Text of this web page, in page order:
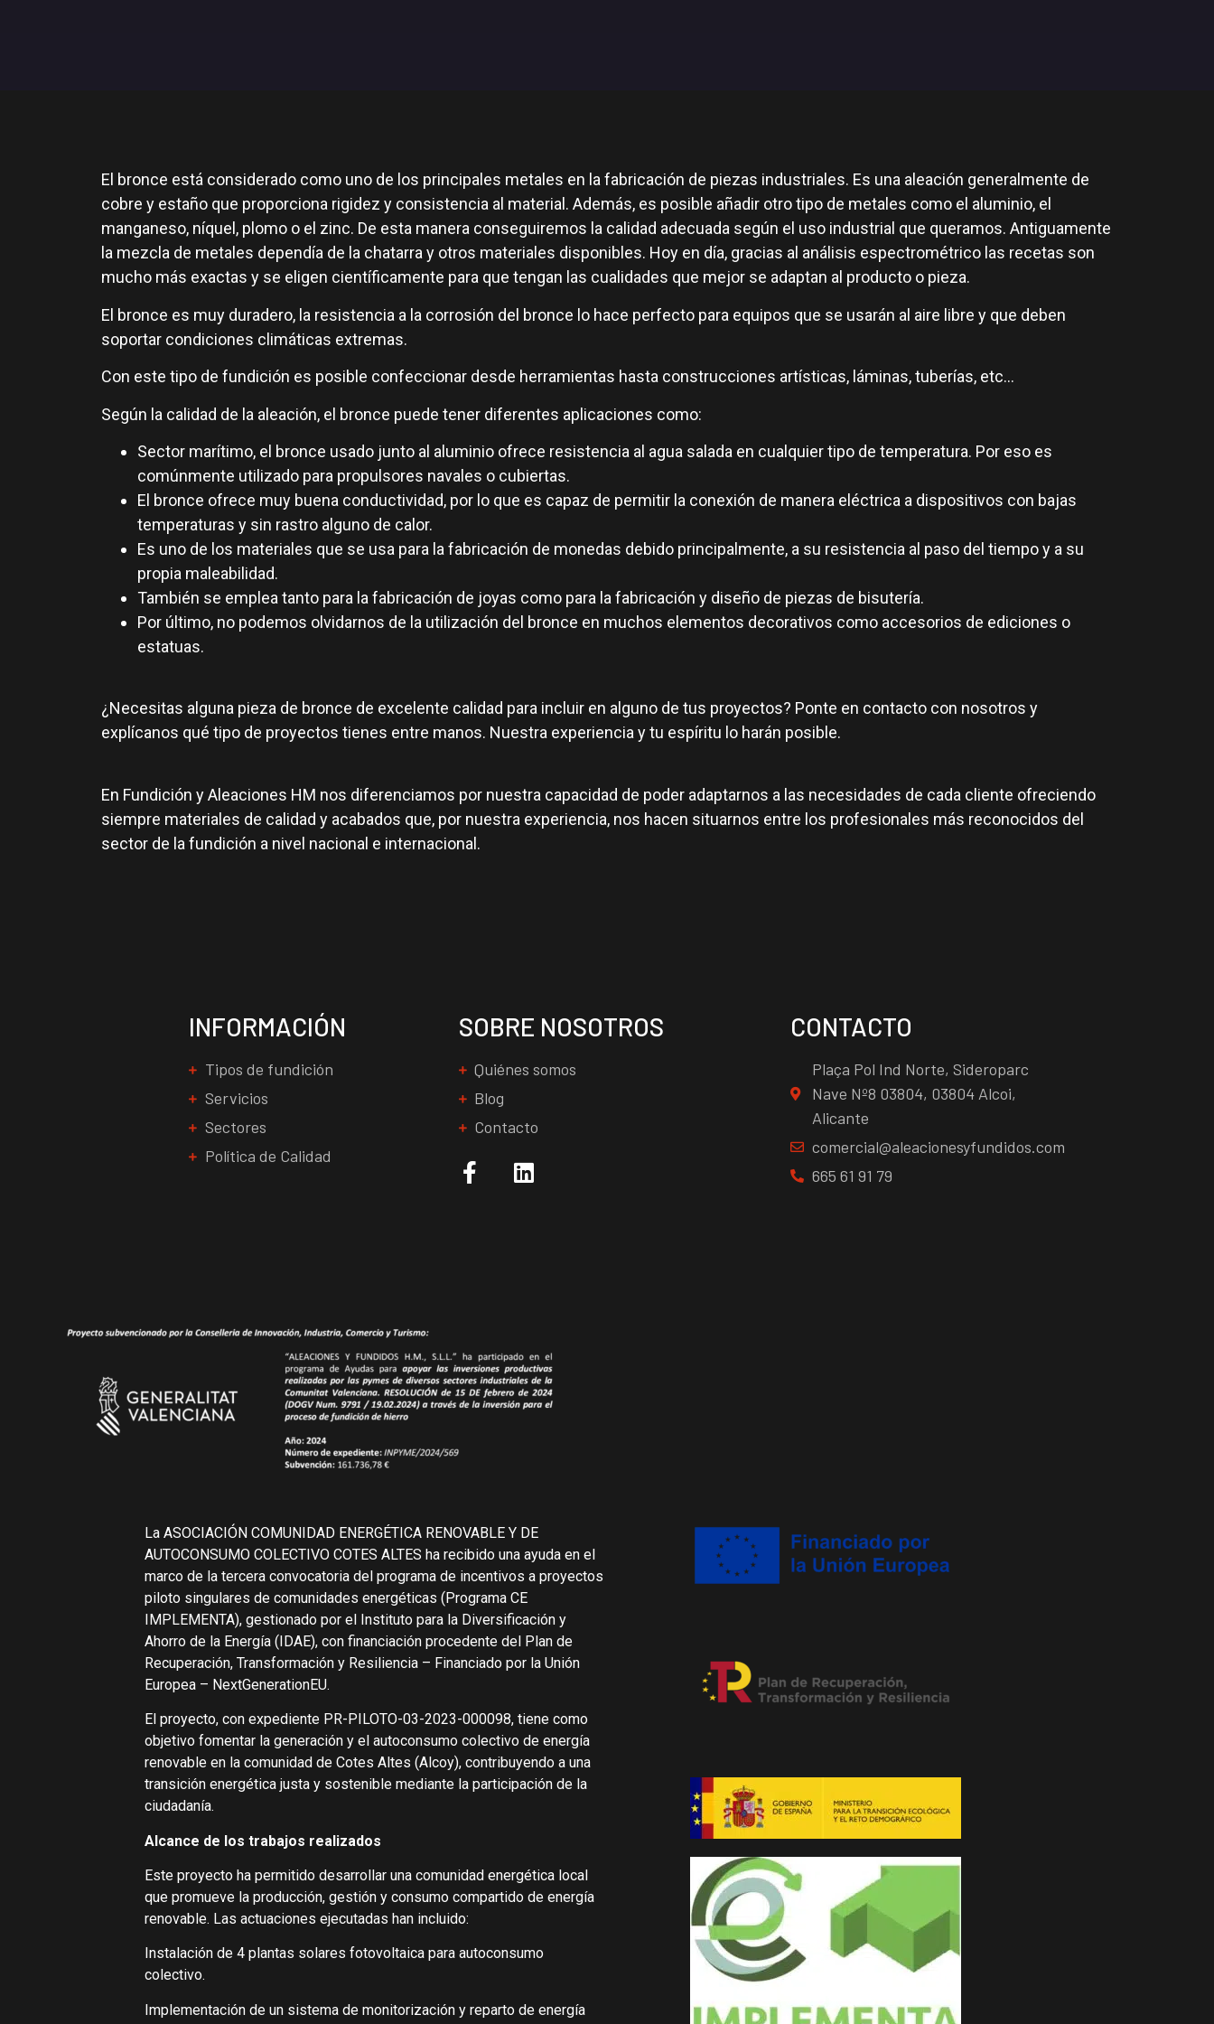
El bronce está considerado como uno de los principales metales en la fabricación de piezas industriales. Es una aleación generalmente de
cobre y estaño que proporciona rigidez y consistencia al material. Además, es posible añadir otro tipo de metales como el aluminio, el
manganeso, níquel, plomo o el zinc. De esta manera conseguiremos la calidad adecuada según el uso industrial que queramos. Antiguamente
la mezcla de metales dependía de la chatarra y otros materiales disponibles. Hoy en día, gracias al análisis espectrométrico las recetas son
mucho más exactas y se eligen científicamente para que tengan las cualidades que mejor se adaptan al producto o pieza.
El bronce es muy duradero, la resistencia a la corrosión del bronce lo hace perfecto para equipos que se usarán al aire libre y que deben
soportar condiciones climáticas extremas.
Con este tipo de fundición es posible confeccionar desde herramientas hasta construcciones artísticas, láminas, tuberías, etc…
Según la calidad de la aleación, el bronce puede tener diferentes aplicaciones como:
Sector marítimo, el bronce usado junto al aluminio ofrece resistencia al agua salada en cualquier tipo de temperatura. Por eso es
comúnmente utilizado para propulsores navales o cubiertas.
El bronce ofrece muy buena conductividad, por lo que es capaz de permitir la conexión de manera eléctrica a dispositivos con bajas
temperaturas y sin rastro alguno de calor.
Es uno de los materiales que se usa para la fabricación de monedas debido principalmente, a su resistencia al paso del tiempo y a su
propia maleabilidad.
También se emplea tanto para la fabricación de joyas como para la fabricación y diseño de piezas de bisutería.
Por último, no podemos olvidarnos de la utilización del bronce en muchos elementos decorativos como accesorios de ediciones o
estatuas.
¿Necesitas alguna pieza de bronce de excelente calidad para incluir en alguno de tus proyectos? Ponte en contacto con nosotros y
explícanos qué tipo de proyectos tienes entre manos. Nuestra experiencia y tu espíritu lo harán posible.
En Fundición y Aleaciones HM nos diferenciamos por nuestra capacidad de poder adaptarnos a las necesidades de cada cliente ofreciendo
siempre materiales de calidad y acabados que, por nuestra experiencia, nos hacen situarnos entre los profesionales más reconocidos del
sector de la fundición a nivel nacional e internacional.
INFORMACIÓN
Tipos de fundición
Servicios
Sectores
Política de Calidad
SOBRE NOSOTROS
Quiénes somos
Blog
Contacto
CONTACTO
Plaça Pol Ind Norte, Sideroparc
Nave Nº8 03804, 03804 Alcoi,
Alicante
comercial@aleacionesyfundidos.com
665 61 91 79
La ASOCIACIÓN COMUNIDAD ENERGÉTICA RENOVABLE Y DE
AUTOCONSUMO COLECTIVO COTES ALTES ha recibido una ayuda en el
marco de la tercera convocatoria del programa de incentivos a proyectos
piloto singulares de comunidades energéticas (Programa CE
IMPLEMENTA), gestionado por el Instituto para la Diversificación y
Ahorro de la Energía (IDAE), con financiación procedente del Plan de
Recuperación, Transformación y Resiliencia – Financiado por la Unión
Europea – NextGenerationEU.
El proyecto, con expediente PR-PILOTO-03-2023-000098, tiene como
objetivo fomentar la generación y el autoconsumo colectivo de energía
renovable en la comunidad de Cotes Altes (Alcoy), contribuyendo a una
transición energética justa y sostenible mediante la participación de la
ciudadanía.
Alcance de los trabajos realizados
Este proyecto ha permitido desarrollar una comunidad energética local
que promueve la producción, gestión y consumo compartido de energía
renovable. Las actuaciones ejecutadas han incluido:
Instalación de 4 plantas solares fotovoltaica para autoconsumo
colectivo.
Implementación de un sistema de monitorización y reparto de energía